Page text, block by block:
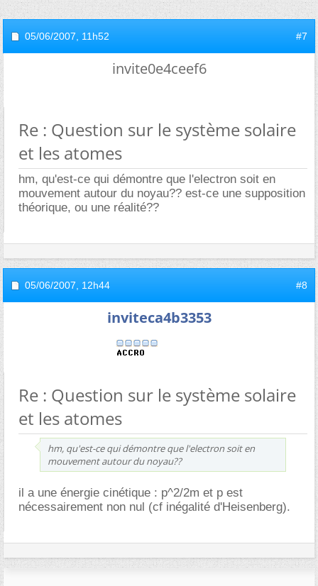
05/06/2007, 11h52 #7
invite0e4ceef6
Re : Question sur le système solaire
et les atomes
hm, qu'est-ce qui démontre que l'electron soit en
mouvement autour du noyau?? est-ce une supposition
théorique, ou une réalité??
05/06/2007, 12h44 #8
inviteca4b3353
Re : Question sur le système solaire
et les atomes
hm, qu'est-ce qui démontre que l'electron soit en
mouvement autour du noyau??
il a une énergie cinétique : p^2/2m et p est
nécessairement non nul (cf inégalité d'Heisenberg).